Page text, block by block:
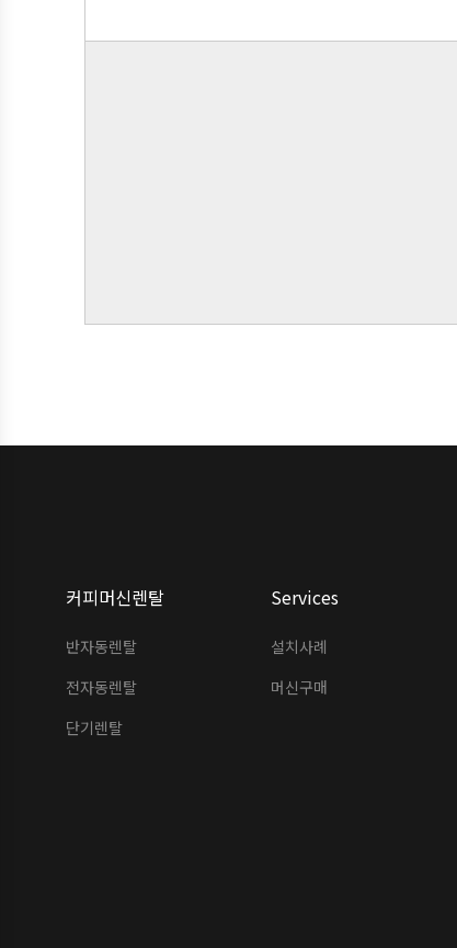
커피머신렌탈
반자동렌탈
전자동렌탈
단기렌탈
Services
설치사례
머신구매